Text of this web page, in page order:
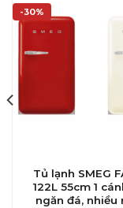
-30%
Tủ lạnh SMEG
122L 55cm 1
ngăn đá, nhiều